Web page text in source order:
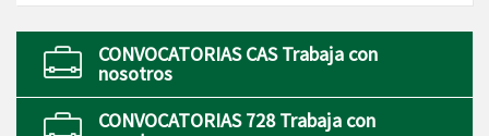
CONVOCATORIAS CAS Trabaja con
nosotros
CONVOCATORIAS 728 Trabaja con